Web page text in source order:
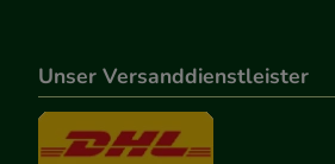
Unser Versanddienstleister